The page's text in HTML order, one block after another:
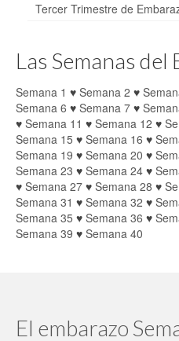
Tercer Trimestre de
Las Semanas del
Semana 1 ♥ Semana 2 ♥
Semana 6 ♥ Semana 7 ♥
♥ Semana 11 ♥ Semana 12 ♥
Semana 15 ♥ Semana 16 ♥
Semana 19 ♥ Semana 20 ♥
Semana 23 ♥ Semana 24 ♥
♥ Semana 27 ♥ Semana 28 ♥
Semana 31 ♥ Semana 32 ♥
Semana 35 ♥ Semana 36 ♥
Semana 39 ♥ Semana 40
El embarazo